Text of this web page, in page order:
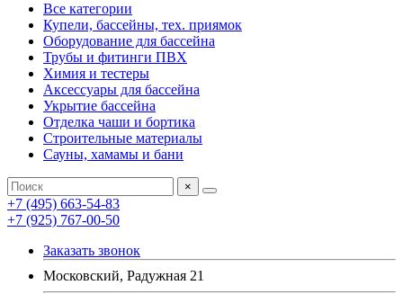
Все категории
Купели, бассейны, тех. приямок
Оборудование для бассейна
Трубы и фитинги ПВХ
Химия и тестеры
Аксессуары для бассейна
Укрытие бассейна
Отделка чаши и бортика
Строительные материалы
Сауны, хамамы и бани
×
+7 (495) 663-54-83
+7 (925) 767-00-50
Заказать звонок
Московский, Радужная 21